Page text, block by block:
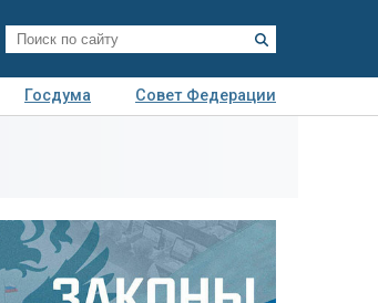
Госдума
Совет Федерации